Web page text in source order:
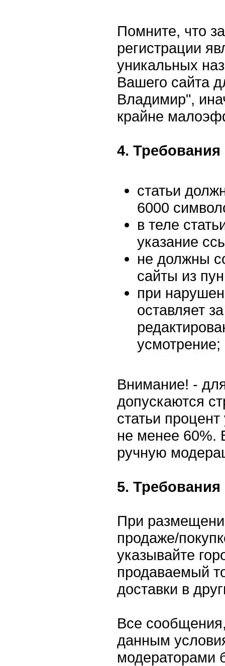
Помните, что
регистрации
уникальных
Вашего сайта
Владимир",
крайне
4. Требования
статьи
6000
в теле
указание
не должны
сайты из
при
оставляет
усмотрение;
Внимание! -
допускаются
статьи
не менее 60%.
ручную
5.
При
продаже/
указывайте
продаваемый
доставки в
Все
данным
модераторами